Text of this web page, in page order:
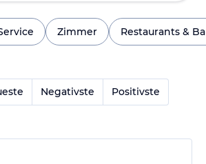
Zimmer Restaurants &
Negativste Positivste